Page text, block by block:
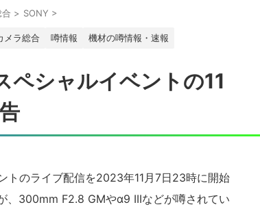
> SONY >
メラ総合 噂情報 機材の噂情報・速報
シャルイベントの11
トのライブ配信を2023年11月7日23時に開始
、300mm F2.8 GMやα9 IIIなどが噂されてい